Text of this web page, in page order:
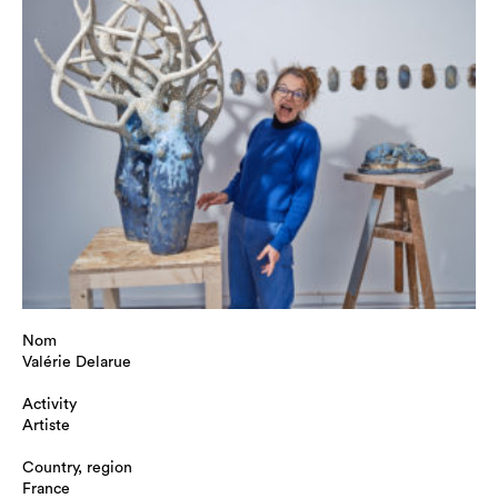
Nom
Valérie Delarue
Activity
Artiste
Country, region
France